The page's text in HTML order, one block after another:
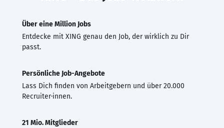
Über eine Million Jobs
Entdecke mit XING genau den Job, der wirklich zu Dir
passt.
Persönliche Job-Angebote
Lass Dich finden von Arbeitgebern und über 20.000
Recruiter·innen.
21 Mio. Mitglieder